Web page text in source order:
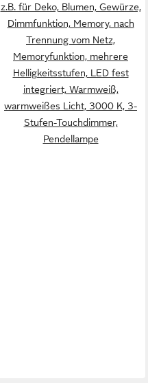
z.B. für Deko, Blumen, Gewürze,
Dimmfunktion, Memory, nach
Trennung vom Netz,
Memoryfunktion, mehrere
Helligkeitsstufen, LED fest
integriert, Warmweiß,
warmweißes Licht, 3000 K, 3-
Stufen-Touchdimmer,
Pendellampe